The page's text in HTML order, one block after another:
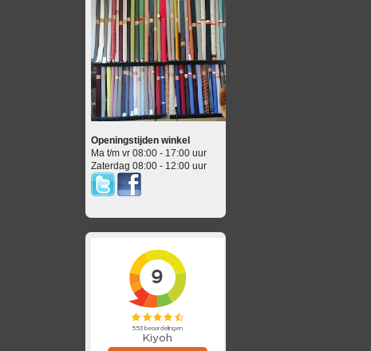
Openingstijden winkel
Ma t/m vr 08:00 - 17:00 uur
Zaterdag 08:00 - 12:00 uur